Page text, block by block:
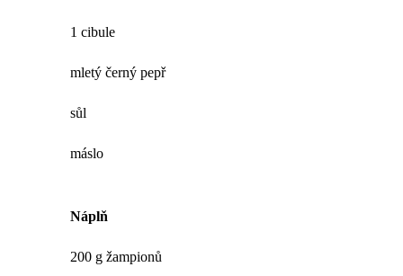
1 cibule
mletý černý pepř
sůl
máslo
Náplň
200 g žampionů